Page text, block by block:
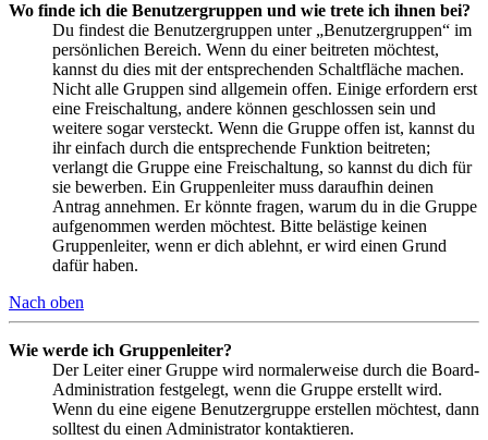
Wo finde ich die Benutzergruppen und wie trete ich ihnen bei?
Du findest die Benutzergruppen unter „Benutzergruppen“ im
persönlichen Bereich. Wenn du einer beitreten möchtest,
kannst du dies mit der entsprechenden Schaltfläche machen.
Nicht alle Gruppen sind allgemein offen. Einige erfordern erst
eine Freischaltung, andere können geschlossen sein und
weitere sogar versteckt. Wenn die Gruppe offen ist, kannst du
ihr einfach durch die entsprechende Funktion beitreten;
verlangt die Gruppe eine Freischaltung, so kannst du dich für
sie bewerben. Ein Gruppenleiter muss daraufhin deinen
Antrag annehmen. Er könnte fragen, warum du in die Gruppe
aufgenommen werden möchtest. Bitte belästige keinen
Gruppenleiter, wenn er dich ablehnt, er wird einen Grund
dafür haben.
Nach oben
Wie werde ich Gruppenleiter?
Der Leiter einer Gruppe wird normalerweise durch die Board-
Administration festgelegt, wenn die Gruppe erstellt wird.
Wenn du eine eigene Benutzergruppe erstellen möchtest, dann
solltest du einen Administrator kontaktieren.